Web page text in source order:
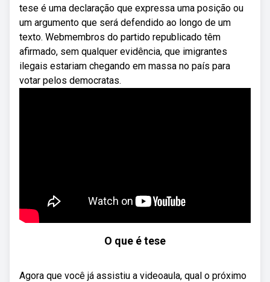
tese é uma declaração que expressa uma posição ou
um argumento que será defendido ao longo de um
texto. Webmembros do partido republicado têm
afirmado, sem qualquer evidência, que imigrantes
ilegais estariam chegando em massa no país para
votar pelos democratas.
O que é tese
Agora que você já assistiu a videoaula, qual o próximo